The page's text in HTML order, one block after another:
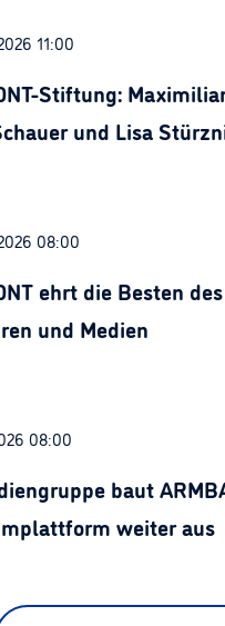
11:00
Stiftung:
und Lisa
08:00
ehrt die Besten
und Medien
08:00
baut
weiter aus